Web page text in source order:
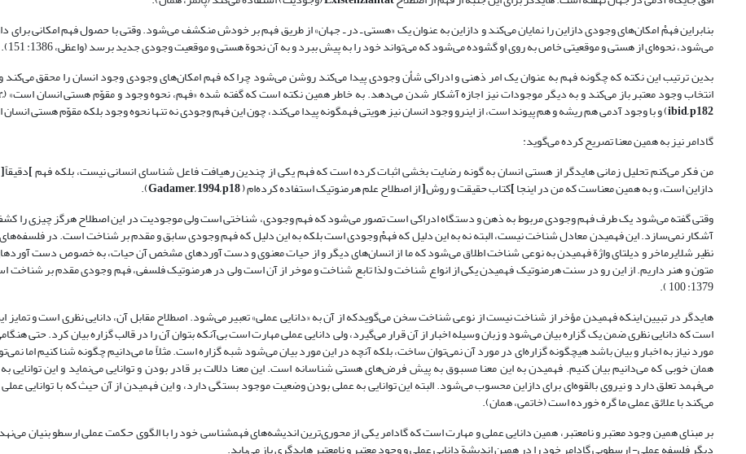
بنابراین فهمْ امکان‌های وجودی دازاین را نمایان می‌کند و دازاین به عنوان یک «هستی ـ در ـ جهان» از طریق فهم بر خودش منکشف می‌شود. وقتی با حصول فهم امکانی برای
می‌شود، نحوه‌ای از هستی و موقعیتی خاص به روی او گشوده می‌شود که می‌تواند خود را به پیش ببرد و به آن نحوة هستی و موقعیت وجودی جدید برسد (واعظی، 1386: 151).
بدین ترتیب این نکته که چگونه فهم به عنوان یک امر ذهنی و ادراکی شأن وجودی پیدا می‌کند روشن می‌شود چرا که فهم امکان‌های وجودی وجود انسان را محقق می‌کند و
انتخاب وجود معتبر باز می‌کند و به دیگر موجودات نیز اجازه آشکار شدن می‌دهد. به خاطر همین نکته است که گفته شده «فهم، نحوه وجود و مقوّم هستی انسان است» (
ibid, p182) و با وجود آدمی هم ریشه و هم پیوند است، از این‏رو وجود انسان نیز هویتی فهم‏گونه پیدا می‌کند، چون این فهم وجودی نه تنها نحوه وجود بلکه مقوّم هستی
گادامر نیز به همین معنا تصریح کرده می‌گوید:
من فکر می‌کنم تحلیل زمانی هایدگر از هستی انسان به گونه رضایت بخشی اثبات کرده است که فهم یکی از چندین رهیافت فاعل شناسای انسانی نیست، بلکه فهم]دقیقاً[
دازاین است، و به همین معناست که من در اینجا]کتاب حقیقت و روش[از اصطلاح علم هرمنوتیک استفاده کرده‌ام (
).
وقتی گفته می‌شود یک طرف فهم وجودی مربوط به ذهن و دستگاه ادراکی است تصور می‌شود که فهم وجودی، شناختی است ولی موجودیت در این اصطلاح هرگز چیزی را
آشکار نمی‌سازد. این فهمیدن معادل شناخت نیست، البته نه به این دلیل که فهمْ وجودی است بلکه به این دلیل که فهم وجودی سابق و مقدم بر شناخت است. در
نظیر شلایرماخر و دیلتای واژة فهمیدن به نوعی شناخت اطلاق می‌شود که ما از انسان‌های دیگر و از حیات معنوی و دست آوردهای مشخص آن حیات، به خصوص دست
متون و هنر داریم. از این رو در سنت هرمنوتیک فهمیدن یکی از انواع شناخت و لذا تابع شناخت و موخر از آن است ولی در هرمنوتیک فلسفی، فهم وجودی مقدم بر شناخت
1379: 100 ).
هایدگر در تبیین اینکه فهمیدن مؤخر از شناخت نیست از نوعی شناخت سخن می‌گویدکه از آن به «دانایی عملی» تعبیر می‌شود. اصطلاح مقابل آن، دانایی نظری است و تمایز
است که دانایی نظری ضمن یک گزاره بیان می‌شود و زبان وسیله اخبار از آن قرار می‌گیرد، ولی دانایی عملی مهارت است بی‌آنکه بتوان آن را در قالب گزاره بیان کرد. حتی
مورد نیاز به اخبار و بیان باشد هیچ‏گونه گزاره‌ای در مورد آن نمی‌توان ساخت، بلکه آنچه در این مورد بیان می‌شود شبه گزاره است. مثلاً ما می‌دانیم چگونه شنا کنیم اما
همان خوبی که می‌دانیم بیان کنیم. فهمیدن به این معنا مسبوق به پیش فرض‌های هستی شناسانه است. این معنا دلالت بر قادر بودن و توانایی می‌نماید و این توانایی به
می‌فهمد تعلق دارد و نیروی بالقوه‌ای برای دازاین محسوب می‌شود. البته این توانایی به عملی بودن وضعیت موجود بستگی دارد، و این فهمیدن از آن حیث که با توانایی عملی
می‌کند با علائق عملی ما گره خورده است (خاتمی، همان).
بر مبنای همین وجود معتبر و نامعتبر، همین دانایی عملی و مهارت است که گادامر یکی از محوری‌ترین اندیشه‌های فهم‏شناسی خود را با الگوی حکمت عملی ارسطو بنیان